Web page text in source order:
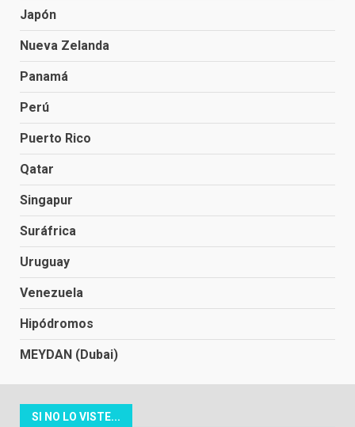
Japón
Nueva Zelanda
Panamá
Perú
Puerto Rico
Qatar
Singapur
Suráfrica
Uruguay
Venezuela
Hipódromos
MEYDAN (Dubai)
SI NO LO VISTE...